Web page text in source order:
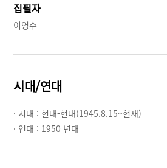
집필자
이영수
시대/연대
· 시대 :현대-현대(1945.8.15~현재)
· 연대 : 1950 년대